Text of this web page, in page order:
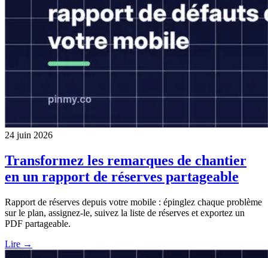
24 juin 2026
Transformez les remarques de chantier
en un rapport de réserves partageable
Rapport de réserves depuis votre mobile : épinglez chaque problème
sur le plan, assignez-le, suivez la liste de réserves et exportez un
PDF partageable.
Lire →